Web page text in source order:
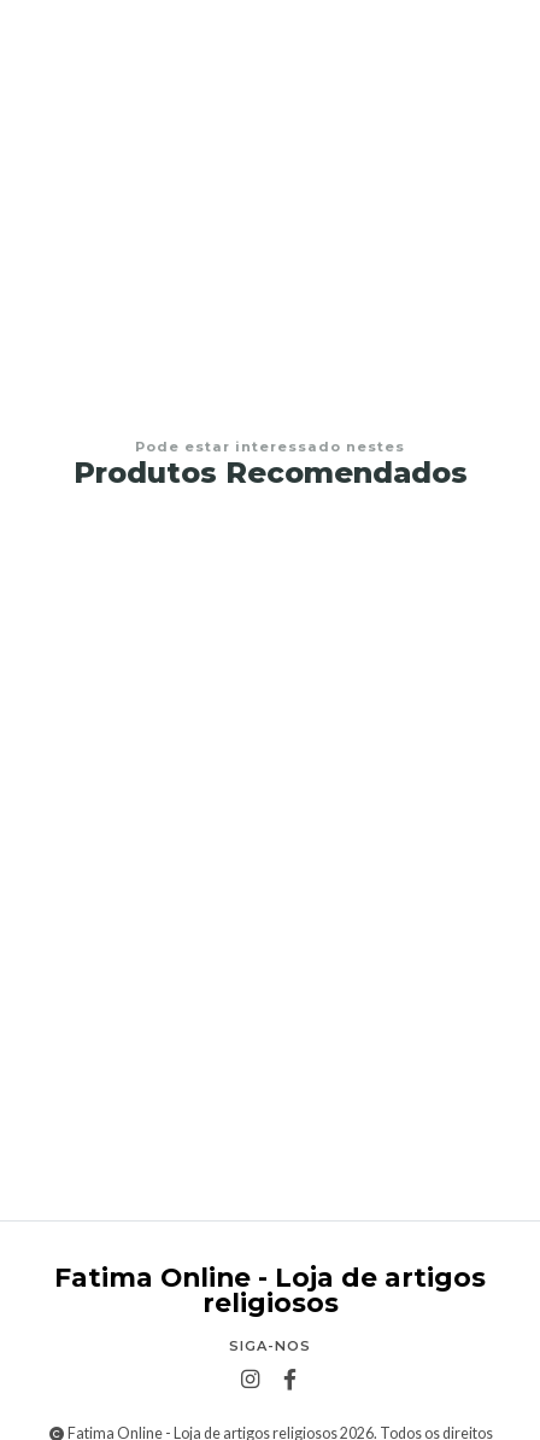
Pode estar interessado nestes
Produtos Recomendados
Fatima Online - Loja de artigos
religiosos
SIGA-NOS
Fatima Online - Loja de artigos religiosos 2026. Todos os direitos